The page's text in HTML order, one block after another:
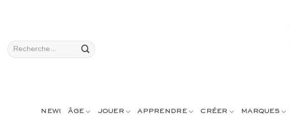
Recherche
pour :
NEW! ÂGE JOUER APPRENDRE CRÉER MARQUES